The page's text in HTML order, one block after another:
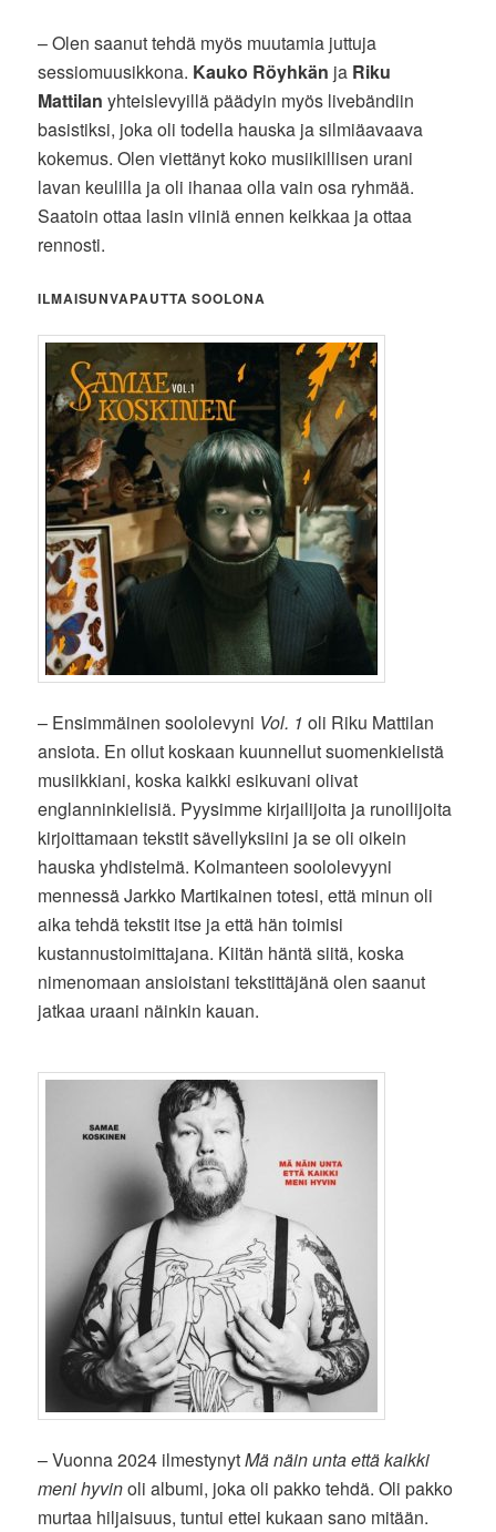
– Olen saanut tehdä myös muutamia juttuja
sessiomuusikkona. Kauko Röyhkän ja Riku
Mattilan yhteislevyillä päädyin myös livebändiin
basistiksi, joka oli todella hauska ja silmiäavaava
kokemus. Olen viettänyt koko musiikillisen urani
lavan keulilla ja oli ihanaa olla vain osa ryhmää.
Saatoin ottaa lasin viiniä ennen keikkaa ja ottaa
rennosti.
ILMAISUNVAPAUTTA SOOLONA
– Ensimmäinen soololevyni Vol. 1 oli Riku Mattilan
ansiota. En ollut koskaan kuunnellut suomenkielistä
musiikkiani, koska kaikki esikuvani olivat
englanninkielisiä. Pyysimme kirjailijoita ja runoilijoita
kirjoittamaan tekstit sävellyksiini ja se oli oikein
hauska yhdistelmä. Kolmanteen soololevyyni
mennessä Jarkko Martikainen totesi, että minun oli
aika tehdä tekstit itse ja että hän toimisi
kustannustoimittajana. Kiitän häntä siitä, koska
nimenomaan ansioistani tekstittäjänä olen saanut
jatkaa uraani näinkin kauan.
– Vuonna 2024 ilmestynytMä näin unta että kaikki
meni hyvinoli albumi, joka oli pakko tehdä. Oli pakko
murtaa hiljaisuus, tuntui ettei kukaan sano mitään.